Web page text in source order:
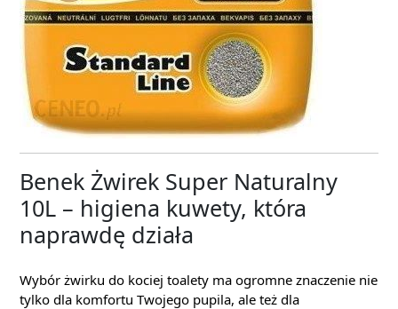
Benek Żwirek Super Naturalny
10L – higiena kuwety, która
naprawdę działa
Wybór żwirku do kociej toalety ma ogromne znaczenie nie
tylko dla komfortu Twojego pupila, ale też dla